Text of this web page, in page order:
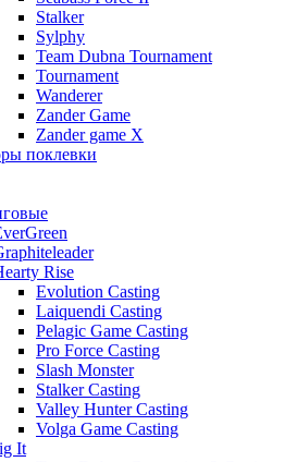
Stalker
Sylphy
Team Dubna Tournament
Tournament
Wanderer
Zander Game
Zander game X
поклевки
Rise
Evolution Casting
Laiquendi Casting
Pelagic Game Casting
Pro Force Casting
Slash Monster
Stalker Casting
Valley Hunter Casting
Volga Game Casting
It